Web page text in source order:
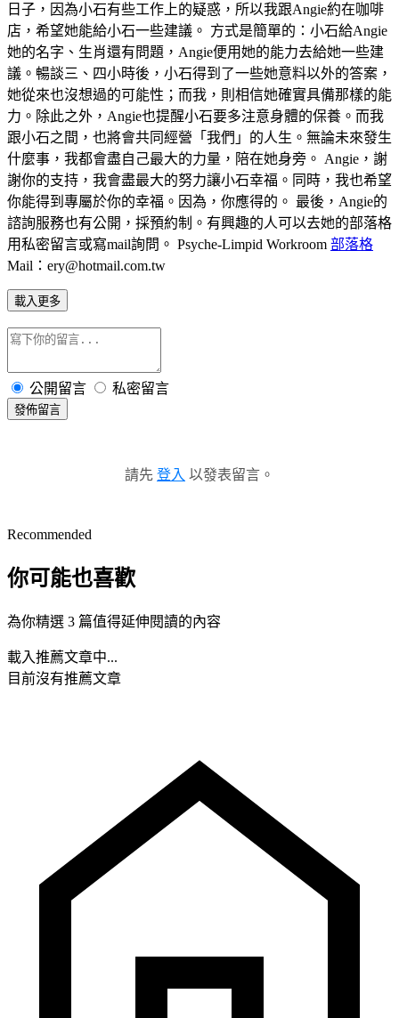
日子，因為小石有些工作上的疑惑，所以我跟Angie約在咖啡
店，希望她能給小石一些建議。 方式是簡單的：小石給Angie
她的名字、生肖還有問題，Angie便用她的能力去給她一些建
議。暢談三、四小時後，小石得到了一些她意料以外的答案，
她從來也沒想過的可能性；而我，則相信她確實具備那樣的能
力。除此之外，Angie也提醒小石要多注意身體的保養。而我
跟小石之間，也將會共同經營「我們」的人生。無論未來發生
什麼事，我都會盡自己最大的力量，陪在她身旁。 Angie，謝
謝你的支持，我會盡最大的努力讓小石幸福。同時，我也希望
你能得到專屬於你的幸福。因為，你應得的。 最後，Angie的
諮詢服務也有公開，採預約制。有興趣的人可以去她的部落格
用私密留言或寫mail詢問。 Psyche-Limpid Workroom 部落格
Mail：ery@hotmail.com.tw
載入更多
公開留言 私密留言
發佈留言
請先 登入 以發表留言。
Recommended
你可能也喜歡
為你精選 3 篇值得延伸閱讀的內容
載入推薦文章中...
目前沒有推薦文章